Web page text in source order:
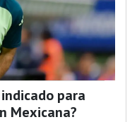
para
Mexicana?